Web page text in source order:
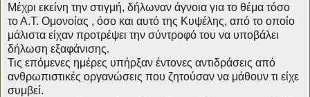
Μέχρι εκείνη την στιγμή, δήλωναν άγνοια για το θέμα τόσο
το Α.Τ. Ομονοίας , όσο και αυτό της Κυψέλης, από το οποίο
μάλιστα είχαν προτρέψει την σύντροφό του να υποβάλει
δήλωση εξαφάνισης.
Τις επόμενες ημέρες υπήρξαν έντονες αντιδράσεις από
ανθρωπιστικές οργανώσεις που ζητούσαν να μάθουν τι είχε
συμβεί.